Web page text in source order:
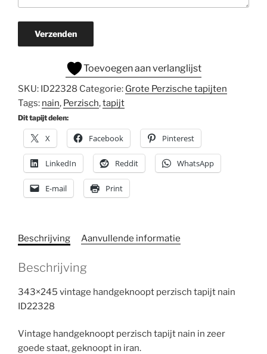
Verzenden
Toevoegen aan verlanglijst
SKU: ID22328 Categorie: Grote Perzische tapijten
Tags: nain, Perzisch,tapijt
Dit tapijt delen:
X Facebook Pinterest
LinkedIn Reddit WhatsApp
E-mail Print
Beschrijving Aanvullende informatie
Beschrijving
343×245 vintage handgeknoopt perzisch tapijt nain
ID22328
Vintage handgeknoopt perzisch tapijt nain in zeer
goede staat, geknoopt in iran.